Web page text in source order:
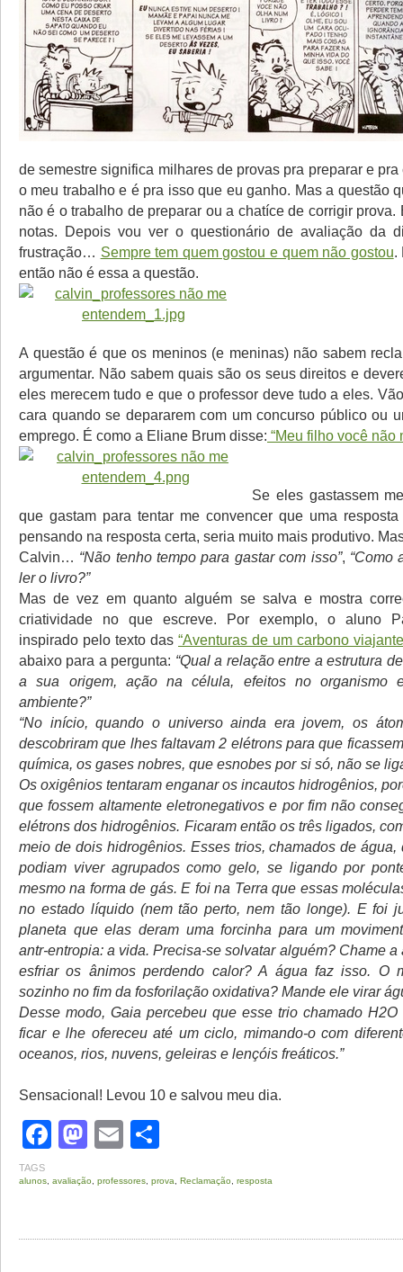
de semestre significa milhares de provas pra preparar e pra
o meu trabalho e é pra isso que eu ganho. Mas a questão
não é o trabalho de preparar ou a chatíce de corrigir prova.
notas. Depois vou ver o questionário de avaliação da
frustração… Sempre tem quem gostou e quem não gostou.
então não é essa a questão.
A questão é que os meninos (e meninas) não sabem
argumentar. Não sabem quais são os seus direitos e
eles merecem tudo e que o professor deve tudo a eles.
cara quando se depararem com um concurso público ou
emprego. É como a Eliane Brum disse: “Meu filho você não
Se eles gastassem
que gastam para tentar me convencer que uma
pensando na resposta certa, seria muito mais produtivo.
Calvin… “Não tenho tempo para gastar com isso”, “Como
ler o livro?”
Mas de vez em quanto alguém se salva e mostra
criatividade no que escreve. Por exemplo, o aluno
inspirado pelo texto das “Aventuras de um carbono
abaixo para a pergunta: “Qual a relação entre a estrutura
a sua origem, ação na célula, efeitos no organismo
ambiente?”
“No início, quando o universo ainda era jovem, os
descobriram que lhes faltavam 2 elétrons para que
química, os gases nobres, que esnobes por si só, não se
Os oxigênios tentaram enganar os incautos hidrogênios,
que fossem altamente eletronegativos e por fim não
elétrons dos hidrogênios. Ficaram então os três ligados,
meio de dois hidrogênios. Esses trios, chamados de água,
podiam viver agrupados como gelo, se ligando por
mesmo na forma de gás. E foi na Terra que essas
no estado líquido (nem tão perto, nem tão longe). E foi
planeta que elas deram uma forcinha para um
antr-entropia: a vida. Precisa-se solvatar alguém? Chame a
esfriar os ânimos perdendo calor? A água faz isso. O
sozinho no fim da fosforilação oxidativa? Mande ele virar
Desse modo, Gaia percebeu que esse trio chamado
ficar e lhe ofereceu até um ciclo, mimando-o com
oceanos, rios, nuvens, geleiras e lençóis freáticos.”
Sensacional! Levou 10 e salvou meu dia.
Facebook
Mastodon
Email
TAGS
alunos avaliação professores prova Reclamação resposta